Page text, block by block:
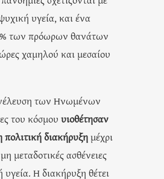
υγεία, και ένα
των πρόωρων θανάτων
χαμηλού και μεσαίου
των Ηνωμένων
του κόσμου υιοθέτησαν
πολιτική διακήρυξημέχρι
μεταδοτικές ασθένειες
Η διακήρυξη θέτει